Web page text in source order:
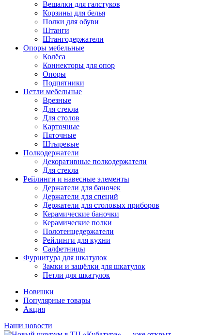
Вешалки для галстуков
Корзины для белья
Полки для обуви
Штанги
Штангодержатели
Опоры мебельные
Колёса
Коннекторы для опор
Опоры
Подпятники
Петли мебельные
Врезные
Для стекла
Для столов
Карточные
Пяточные
Штыревые
Полкодержатели
Декоративные полкодержатели
Для стекла
Рейлинги и навесные элементы
Держатели для баночек
Держатели для специй
Держатели для столовых приборов
Керамические баночки
Керамические полки
Полотенцедержатели
Рейлинги для кухни
Салфетницы
Фурнитура для шкатулок
Замки и защёлки для шкатулок
Петли для шкатулок
Новинки
Популярные товары
Акция
Наши новости